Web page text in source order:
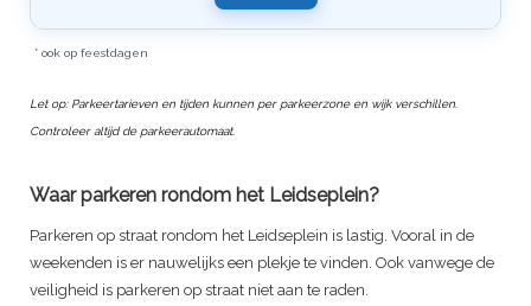
* ook op feestdagen
Let op: Parkeertarieven en tijden kunnen per parkeerzone en wijk verschillen.
Controleer altijd de parkeerautomaat.
Waar parkeren rondom het Leidseplein?
Parkeren op straat rondom het Leidseplein is lastig. Vooral in de
weekenden is er nauwelijks een plekje te vinden. Ook vanwege de
veiligheid is parkeren op straat niet aan te raden.